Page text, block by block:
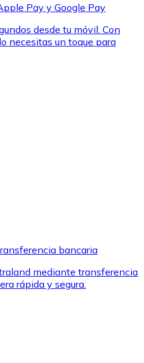
con efectivo en tu tienda más
para comprar
Pay y Google Pay
desde tu móvil. Con
necesitas un toque para
bancaria
mediante transferencia
rápida y segura.